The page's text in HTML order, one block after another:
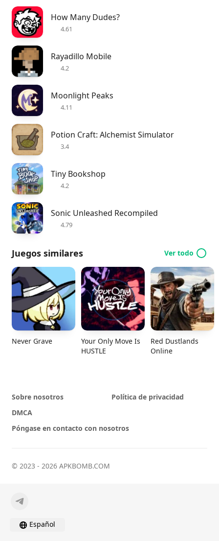
How Many Dudes?
4.61
Rayadillo Mobile
4.2
Moonlight Peaks
4.11
Potion Craft: Alchemist Simulator
3.4
Tiny Bookshop
4.2
Sonic Unleashed Recompiled
4.79
Juegos similares Ver todo
Never Grave
Your Only Move Is
HUSTLE
Red Dustlands
Online
Sobre nosotros
Política de privacidad
DMCA
Póngase en contacto con nosotros
© 2023 - 2026 APKBOMB.COM
Español